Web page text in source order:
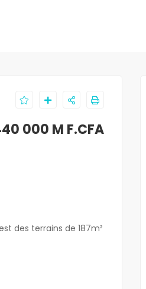
000 M F.CFA
des terrains de 187m²